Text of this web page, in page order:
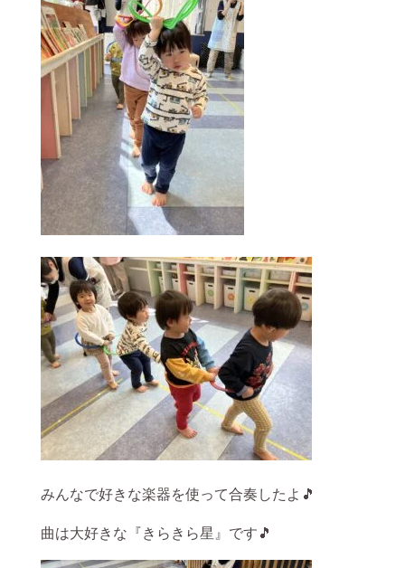
みんなで好きな楽器を使って合奏したよ🎵
曲は大好きな『きらきら星』です🎵